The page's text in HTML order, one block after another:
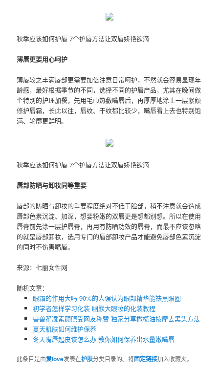
秋季应该如何护唇 7个护唇方法让双唇娇艳欲滴
薄唇更要用心呵护
薄唇较之丰满唇部更需要加倍注意日常呵护，不然就会容易显现年
龄感，最好根据季节的不同，选择不同的护唇产品，尤其在晚间做
个特别的护理加餐，先用毛巾热敷嘴唇后，再厚厚地涂上一层紧颜
修护唇霜，长此以往，唇纹、干纹都比较少，嘴唇看上去也特别饱
满、轮廓更鲜明。
秋季应该如何护唇 7个护唇方法让双唇娇艳欲滴
唇部防晒与卸妆同等重要
唇部的防晒与卸妆的重要程度绝对不低于脸部，稍不注意就会造成
唇部色素沉淀、加深，想要粉嫩的双唇更是想都别想。所以在使用
唇膏前先涂一层护唇膏，再用有防晒功效的唇膏，而最不应该忽略
的就是唇部卸妆，选用专门的唇部卸妆产品才能避免唇部色素沉淀
的同时不伤害嘴唇。
来源：七丽女性网
随机文章：
眼霜的作用大吗 90%的人误认为眼部精华能祛黑眼圈
初学者怎样学习化装 幽默大眼妆的化装教程
兽兽翟凌素颜照受网友称赞 独家分享橄榄油按摩去黑头方法
夏天肌肤如何维护保养
冬天嘴唇起皮该怎么办 教你如何保养出水量嫩嘴唇
此条目是由爱love发表在护肤分类目录的。将固定链接加入收藏夹。